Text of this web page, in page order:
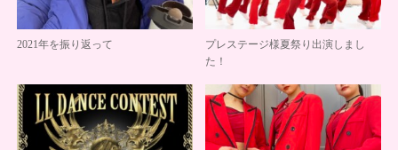
2021年を振り返って
プレステージ様夏祭り出演しまし
た！